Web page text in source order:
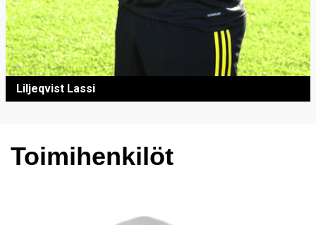
Liljeqvist Lassi
Toimihenkilöt